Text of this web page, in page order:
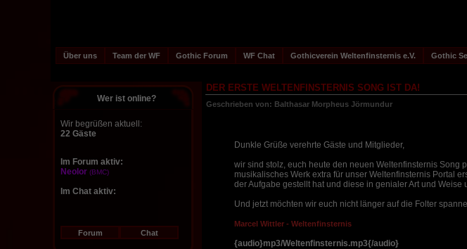
Über uns Team der WF Gothic Forum WF Chat Gothicverein Weltenfinsternis e.V. Gothic
Wer ist online?
Wir begrüßen aktuell:
22 Gäste
Im Forum aktiv:
Neolor (BMC)
Im Chat aktiv:
Forum Chat
DER ERSTE WELTENFINSTERNIS SONG IST DA!
Geschrieben von: Balthasar Morpheus Jörmundur
Dunkle Grüße verehrte Gäste und Mitglieder,
wir sind stolz, euch heute den neuen Weltenfinsternis Song
musikalisches Werk extra für unser Weltenfinsternis Portal
der Aufgabe gestellt hat und diese in genialer Art und Weise
Und jetzt möchten wir euch nicht länger auf die Folter
Marcel Wittler - Weltenfinsternis
{audio}mp3/Weltenfinsternis.mp3{/audio}